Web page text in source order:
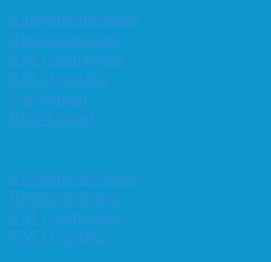
Klubbmesterskapet
Høstturneringen
KM i hurtigsjakk
KM i lynsjakk
Vår-konrad
Høst-konrad
Klubbmesterskapet
Høstturneringen
KM i hurtigsjakk
KM i lynsjakk